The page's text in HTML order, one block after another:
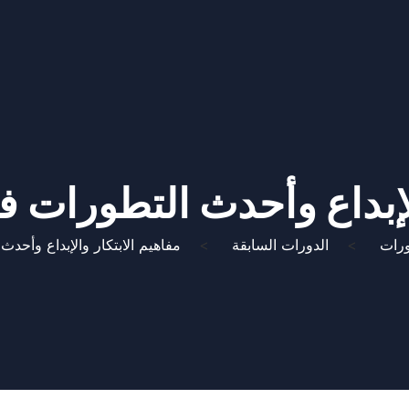
وأحدث
> الدورات السابقة > مفاهيم الابتكار والإبداع